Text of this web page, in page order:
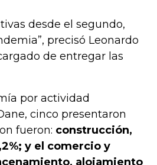
desde el segundo,
precisó Leonardo
de entregar las
por actividad
cinco presentaron
fueron: construcción,
y el comercio y
alojamiento